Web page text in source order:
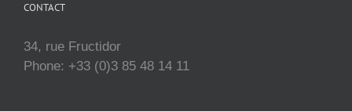
CONTACT
34, rue Fructidor
Phone: +33 (0)3 85 48 14 11